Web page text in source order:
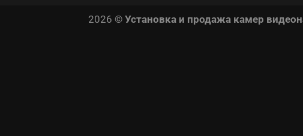
2026 © Установка и продажа камер